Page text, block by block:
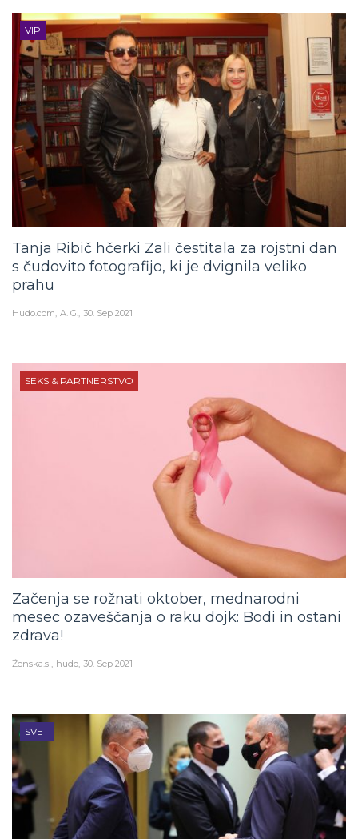
VIP
Tanja Ribič hčerki Zali čestitala za rojstni dan
s čudovito fotografijo, ki je dvignila veliko
prahu
Hudo.com A. G. 30. Sep 2021
SEKS & PARTNERSTVO
Začenja se rožnati oktober, mednarodni
mesec ozaveščanja o raku dojk: Bodi in ostani
zdrava!
Ženska.si hudo 30. Sep 2021
SVET